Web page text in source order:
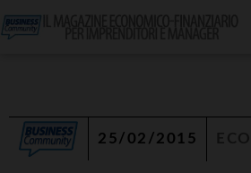
25/02/2015